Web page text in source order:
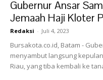
Gubernur Ansar
Jemaah Haji Kloter
Redaksi - Juli 4, 2023
Bursakota.co.id, Batam -
menyambut langsung
Riau, yang tiba kembali ke